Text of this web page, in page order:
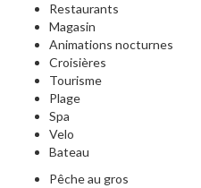
Restaurants
Magasin
Animations nocturnes
Croisières
Tourisme
Plage
Spa
Velo
Bateau
Pêche au gros